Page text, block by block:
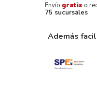
Envío gratis o
75 sucursales
Además